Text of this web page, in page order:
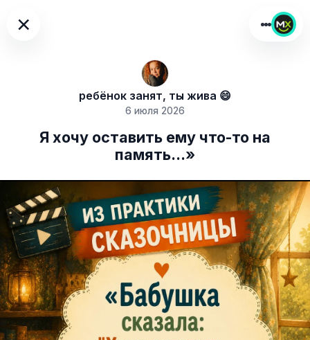
×
ребёнок занят, ты жива 😄
6 июля 2026
Я хочу оставить ему что-то на
память...»